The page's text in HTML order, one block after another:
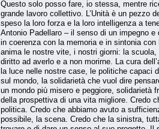
Questo solo posso fare, io stessa, mentre
grande lavoro collettivo. L’Unità è un pezzo
speso la loro forza e la loro intelligenza a
Antonio Padellaro – il senso di un impegno
in coerenza con la memoria e in sintonia
anima le nostre vite, i nostri giorni: la scuola,
diritto ad averlo e a non morirne. La cura
la luce nelle nostre case, le politiche capaci
sul mondo, la solidarietà che vuol dire
un mondo più misero e peggiore, solidarietà
della prospettiva di una vita migliore. Credo
politica. Credo che abbiamo avuto a
possibile, la scena. Credo che la sinistra,